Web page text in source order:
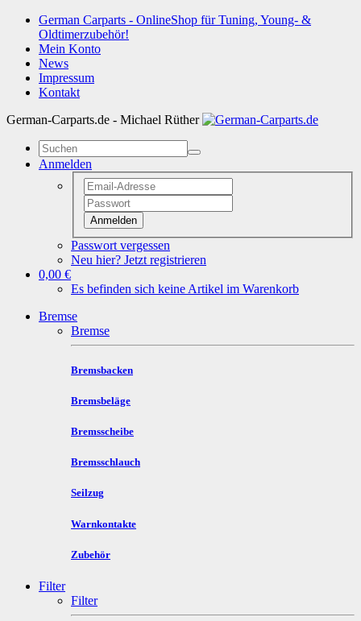
German Carparts - OnlineShop für Tuning, Young- &
Oldtimerzubehör!
Mein Konto
News
Impressum
Kontakt
German-Carparts.de - Michael Rüther
Anmelden
Anmelden
Passwort vergessen
Neu hier? Jetzt registrieren
0,00 €
Es befinden sich keine Artikel im Warenkorb
Bremse
Bremse
Bremsbacken
Bremsbeläge
Bremsscheibe
Bremsschlauch
Seilzug
Warnkontakte
Zubehör
Filter
Filter